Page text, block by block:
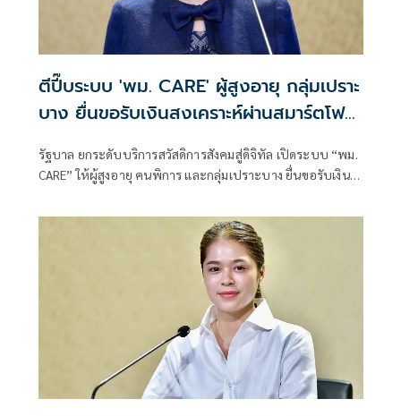
ตีปี๊บระบบ 'พม. CARE' ผู้สูงอายุ กลุ่มเปราะ
บาง ยื่นขอรับเงินสงเคราะห์ผ่านสมาร์ตโฟน
รัฐบาล ยกระดับบริการสวัสดิการสังคมสู่ดิจิทัล เปิดระบบ “พม.
CARE” ให้ผู้สูงอายุ คนพิการ และกลุ่มเปราะบาง ยื่นขอรับเงิน
รัฐ ช่วยลดขั้นตอน เพิ่มความรวดเร็ว เข้าถึงสิทธิสะดวกขึ้น